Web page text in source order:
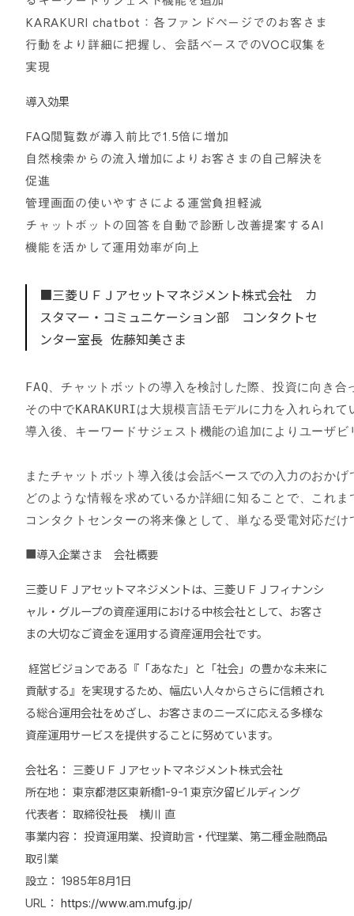
KARAKURI chatbot：各ファンドページでのお客さま
行動をより詳細に把握し、会話ベースでのVOC収集を
実現
導入効果
FAQ閲覧数が導入前比で1.5倍に増加
自然検索からの流入増加によりお客さまの自己解決を
促進
管理画面の使いやすさによる運営負担軽減
チャットボットの回答を自動で診断し改善提案するAI
機能を活かして運用効率が向上
■三菱ＵＦＪアセットマネジメント株式会社 カ
スタマー・コミュニケーション部 コンタクトセ
ンター室長 佐藤知美さま
FAQ、チャットボットの導入を検討した際、投資に向き
その中でKARAKURIは大規模言語モデルに力を入れられ
導入後、キーワードサジェスト機能の追加によりユーザ
またチャットボット導入後は会話ベースでの入力のおか
どのような情報を求めているか詳細に知ることで、これ
コンタクトセンターの将来像として、単なる受電対応だ
■導入企業さま 会社概要
三菱ＵＦＪアセットマネジメントは、三菱ＵＦＪフィナンシ
ャル・グループの資産運用における中核会社として、お客さ
まの大切なご資金を運用する資産運用会社です。
経営ビジョンである『「あなた」と「社会」の豊かな未来に
貢献する』を実現するため、幅広い人々からさらに信頼され
る総合運用会社をめざし、お客さまのニーズに応える多様な
資産運用サービスを提供することに努めています。
会社名：
三菱ＵＦＪアセットマネジメント株式会社
所在地： 東京都港区東新橋1-9-1 東京汐留ビルディング
代表者： 取締役社長 横川 直
事業内容： 投資運用業、投資助言・代理業、第二種金融商品
取引業
設立： 1985年8月1日
URL： https://www.am.mufg.jp/